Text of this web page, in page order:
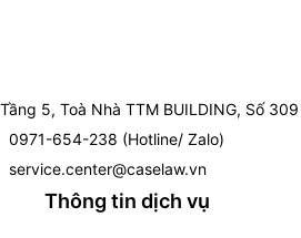
Tầng 5, Toà Nhà TTM BUILDING, Số
0971-654-238 (Hotline/ Zalo)
service.center@caselaw.vn
Thông tin dịch vụ